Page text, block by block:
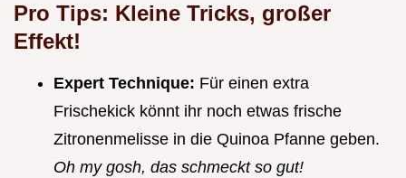
Pro Tips: Kleine Tricks, großer
Effekt!
Expert Technique: Für einen extra
Frischekick könnt ihr noch etwas frische
Zitronenmelisse in die Quinoa Pfanne geben.
Oh my gosh, das schmeckt so gut!